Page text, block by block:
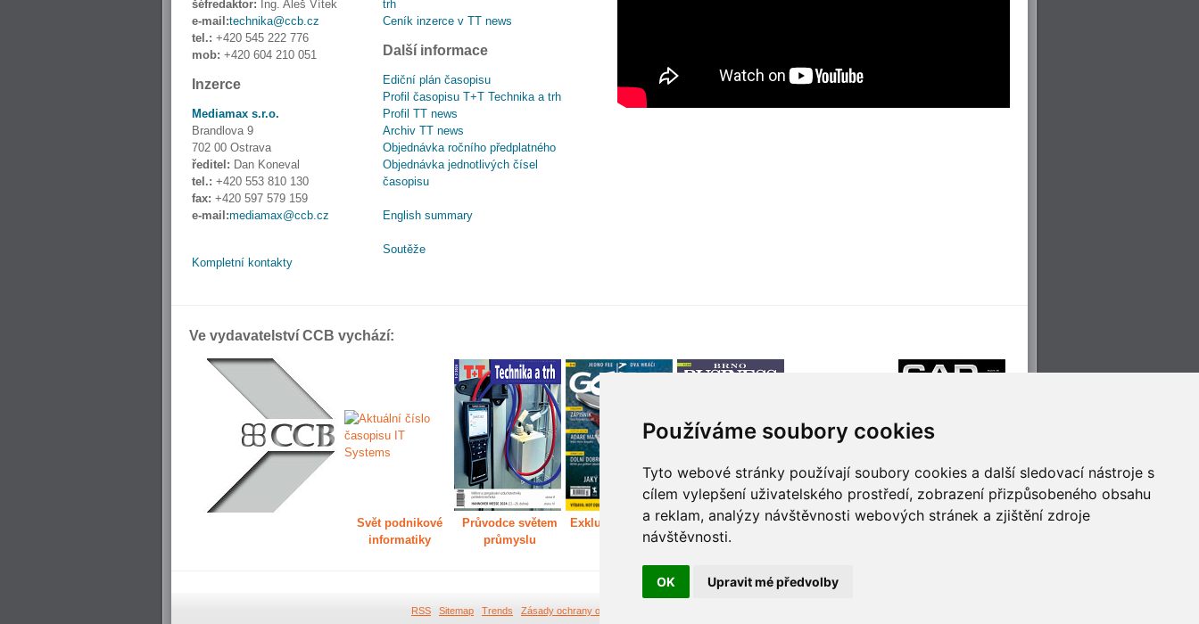
Používáme soubory cookies
Tyto webové stránky používají soubory cookies a další sledovací nástroje s
cílem vylepšení uživatelského prostředí, zobrazení přizpůsobeného obsahu
a reklam, analýzy návštěvnosti webových stránek a zjištění zdroje
návštěvnosti.
OK Upravit mé předvolby
šéfredaktor: Ing. Aleš Vítek
e-mail:technika@ccb.cz
tel.: +420 545 222 776
mob: +420 604 210 051
Inzerce
Mediamax s.r.o.
Brandlova 9
702 00 Ostrava
ředitel: Dan Koneval
tel.: +420 553 810 130
fax: +420 597 579 159
e-mail:mediamax@ccb.cz
Kompletní kontakty
trh
Ceník inzerce v TT news
Další informace
Ediční plán časopisu
Profil časopisu T+T Technika a trh
Profil TT news
Archiv TT news
Objednávka ročního předplatného
Objednávka jednotlivých čísel
časopisu
English summary
Soutěže
Ve vydavatelství CCB vychází:
Svět podnikové
informatiky
Průvodce světem
průmyslu
Exkluzivně světem
Děláme Brno větší Příjemné cestování
Technologie pro
RSS Sitemap Trends Zásady ochrany osobních údajů